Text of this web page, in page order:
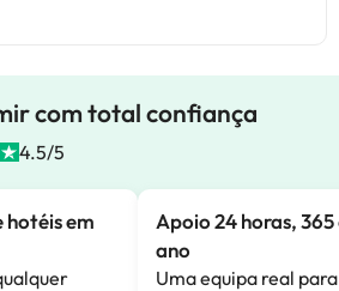
com total confiança
4.5/5
hotéis em
Apoio 24 horas,
ano
Uma equipa real